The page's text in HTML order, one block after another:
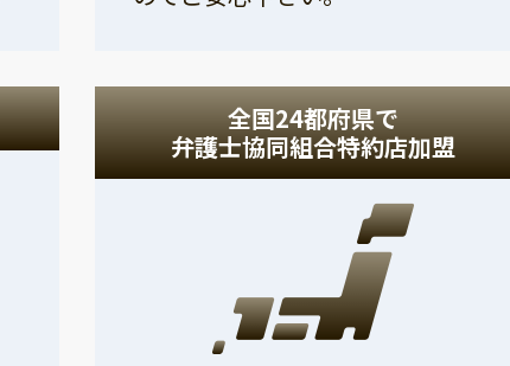
全国24都府県で
弁護士協同組合特約店加盟